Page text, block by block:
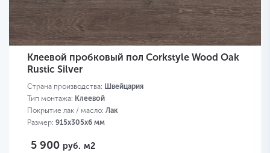
Клеевой пробковый пол Corkstyle Wood Oak
Rustic Silver
Страна производства: Швейцария
Тип монтажа: Клеевой
Покрытие лак / масло: Лак
Размер: 915х305х6 мм
5 900 руб. м2